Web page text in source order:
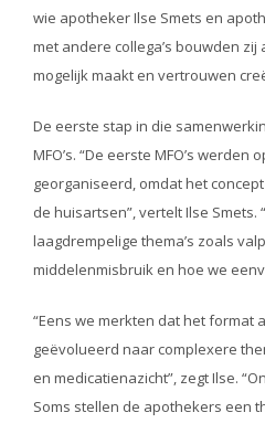
wie apotheker Ilse Smets en
met andere collega’s bouwden
mogelijk maakt en vertrouwen
De eerste stap in die
MFO’s. “De eerste MFO’s werden
georganiseerd, omdat het
de huisartsen”, vertelt Ilse Smets.
laagdrempelige thema’s zoals
middelenmisbruik en hoe we
“Eens we merkten dat het format
geëvolueerd naar complexere
en medicatienazicht”, zegt Ilse.
Soms stellen de apothekers een